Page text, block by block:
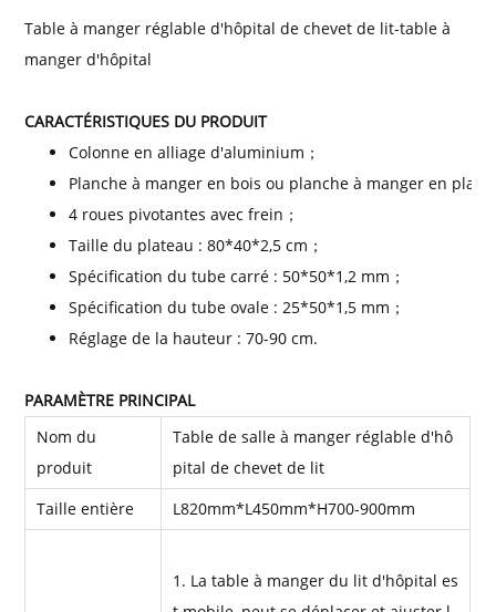
Table à manger réglable d'hôpital de chevet de lit-table à
manger d'hôpital
CARACTÉRISTIQUES DU PRODUIT
Colonne en alliage d'aluminium；
Planche à manger en bois ou planche à manger en
4 roues pivotantes avec frein；
Taille du plateau : 80*40*2,5 cm；
Spécification du tube carré : 50*50*1,2 mm；
Spécification du tube ovale : 25*50*1,5 mm；
Réglage de la hauteur : 70-90 cm.
PARAMÈTRE PRINCIPAL
Nom du
produit
Table de salle à manger réglable d'hô
pital de chevet de lit
Taille entière
L820mm*L450mm*H700-900mm
1. La table à manger du lit d'hôpital es